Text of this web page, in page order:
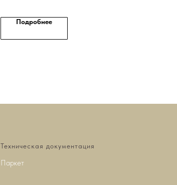
Подробнее
Техническая документация
Паркет